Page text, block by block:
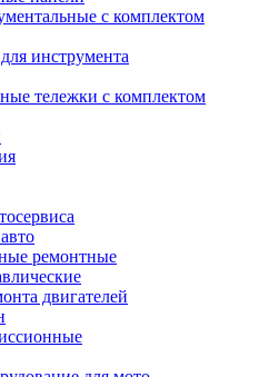
с комплектом
инструмента
тележки с комплектом
ремонтные
двигателей